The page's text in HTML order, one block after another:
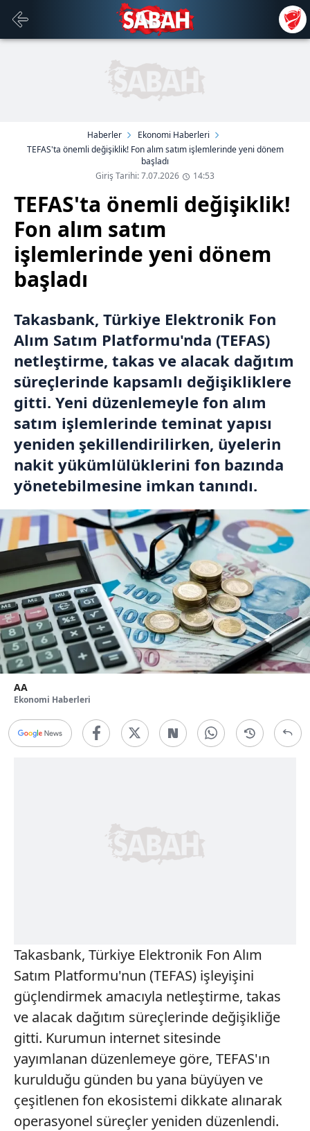
Haberler
Ekonomi Haberleri
TEFAS'ta önemli değişiklik! Fon alım satım işlemlerinde yeni dönem
başladı
Giriş Tarihi: 7.07.2026
14:53
TEFAS'ta önemli değişiklik!
Fon alım satım
işlemlerinde yeni dönem
başladı
Takasbank, Türkiye Elektronik Fon
Alım Satım Platformu'nda (TEFAS)
netleştirme, takas ve alacak dağıtım
süreçlerinde kapsamlı değişikliklere
gitti. Yeni düzenlemeyle fon alım
satım işlemlerinde teminat yapısı
yeniden şekillendirilirken, üyelerin
nakit yükümlülüklerini fon bazında
yönetebilmesine imkan tanındı.
AA
Ekonomi Haberleri
Takasbank, Türkiye Elektronik Fon Alım
Satım Platformu'nun (TEFAS) işleyişini
güçlendirmek amacıyla netleştirme, takas
ve alacak dağıtım süreçlerinde değişikliğe
gitti. Kurumun internet sitesinde
yayımlanan düzenlemeye göre, TEFAS'ın
kurulduğu günden bu yana büyüyen ve
çeşitlenen fon ekosistemi dikkate alınarak
operasyonel süreçler yeniden düzenlendi.